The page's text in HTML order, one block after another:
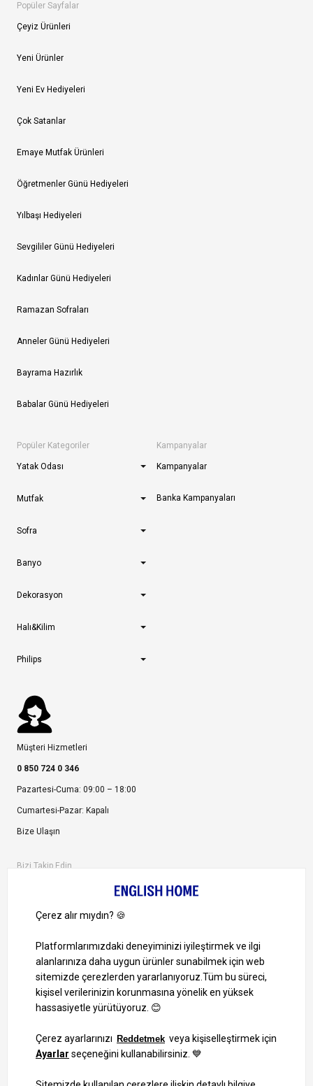
Popüler Sayfalar
Çeyiz Ürünleri
Yeni Ürünler
Yeni Ev Hediyeleri
Çok Satanlar
Emaye Mutfak Ürünleri
Öğretmenler Günü Hediyeleri
Yılbaşı Hediyeleri
Sevgililer Günü Hediyeleri
Kadınlar Günü Hediyeleri
Ramazan Sofraları
Anneler Günü Hediyeleri
Bayrama Hazırlık
Babalar Günü Hediyeleri
Popüler Kategoriler
Yatak Odası
Mutfak
Sofra
Banyo
Dekorasyon
Halı&Kilim
Philips
Kampanyalar
Kampanyalar
Banka Kampanyaları
Müşteri Hizmetleri
0 850 724 0 346
Pazartesi-Cuma: 09:00 – 18:00
Cumartesi-Pazar: Kapalı
Bize Ulaşın
Bizi Takip Edin
1000 TL ve Üzeri Alışverişlerinizde Kargo Bedava!
Bilgi Toplum Hizmetleri
KVKK Veri İşleme Politikamız